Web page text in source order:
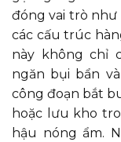
đóng vai trò như
các cấu trúc
này không chỉ
ngăn bụi bẩn
công đoạn bắt
hoặc lưu kho
hậu nóng ẩm.